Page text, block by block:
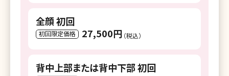
湘南美容クリニック 橋本院
湘南美容クリニック 藤沢院
全顔 初回
初回限定価格 27,500円 （税込）
背中上部または背中下部 初回